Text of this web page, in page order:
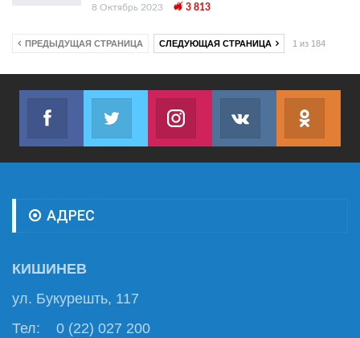
8 Октябрь 2023 3 813
ПРЕДЫДУЩАЯ СТРАНИЦА СЛЕДУЮЩАЯ СТРАНИЦА 1 из 184
Facebook
Join us on Facebook
Twitter
Join us on TwitterJoin us on InstagramJoin us on VK
АДРЕС
КИШИНЕВ
ул. Букурешть, 117
Тел: 0 (22) 027 200